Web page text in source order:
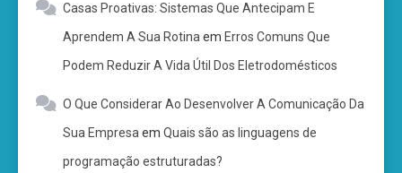
Casas Proativas: Sistemas Que Antecipam E
Aprendem A Sua Rotina em Erros Comuns Que
Podem Reduzir A Vida Útil Dos Eletrodomésticos
O Que Considerar Ao Desenvolver A Comunicação Da
Sua Empresa em Quais são as linguagens de
programação estruturadas?